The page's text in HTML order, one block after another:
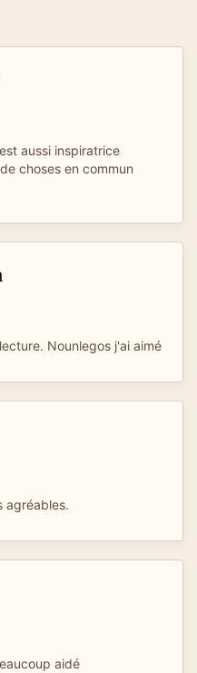
aussi inspiratrice
choses en commun
Nounlegos j'ai aimé
agréables.
aidé